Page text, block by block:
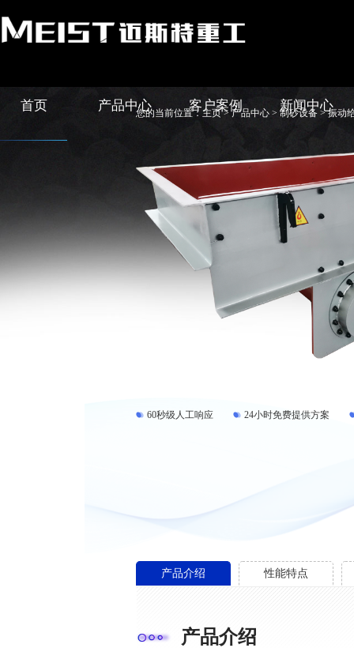
首页 产品中心 客户案例 新闻中心
您的当前位置： 主页>产品中心 > 制砂设备 > 振动
60秒级人工响应 24小时免费提供方案
产品介绍 性能特点
产品介绍